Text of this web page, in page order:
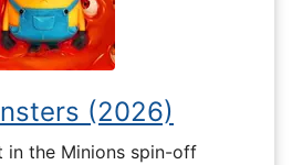
(2026)
in the Minions spin-off